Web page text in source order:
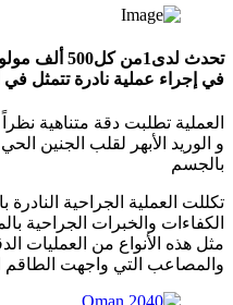
تحدث
في إجراء عملية نادرة تتمثل
العملية تطلبت دقة متناهية
و الوريد الأبهر لقلب الجنين
بالجسم
‏تكللت العملية الجراحية النادرة
الكفاءات والخبرات الجراحية
مثل هذه الأنواع من العمليات
والمصاعب التي واجهت الطاقم